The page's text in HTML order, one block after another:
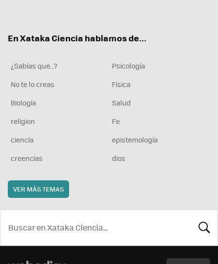
En Xataka Ciencia hablamos de...
¿Sabías que...?
Psicología
No te lo creas
Física
Biología
Salud
religion
Fe
ciencia
epistemología
creencias
dios
VER MÁS TEMAS